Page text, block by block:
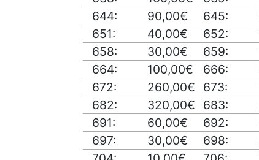
644:
90,00€ 645:
651:
40,00€ 652:
658:
30,00€ 659:
664:
100,00€ 666:
672:
260,00€ 673:
682:
320,00€ 683:
691:
60,00€ 692:
697:
30,00€ 698: